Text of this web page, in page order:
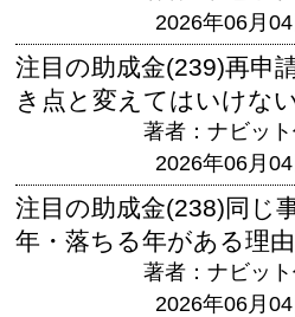
2026年06月
注目の助成金(239)再申
き点と変えてはいけな
著者：ナビッ
2026年06月
注目の助成金(238)同じ
年・落ちる年がある理由
著者：ナビッ
2026年06月